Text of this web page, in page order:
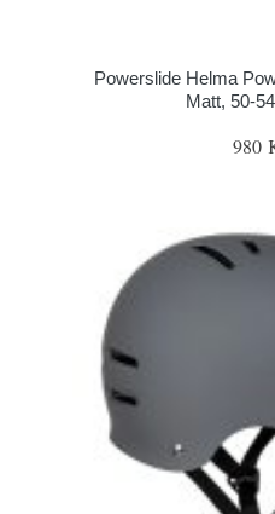
Powerslide Helma
Matt, 50-
980